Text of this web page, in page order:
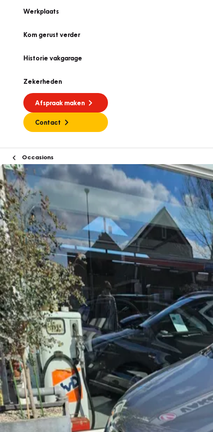
Werkplaats
Kom gerust verder
Historie vakgarage
Zekerheden
Afspraak maken
Contact
Occasions